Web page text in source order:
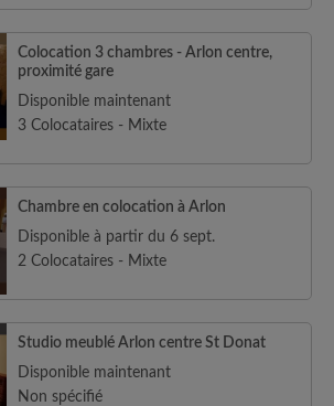
Colocation 3 chambres - Arlon centre,
proximité gare
Disponible maintenant
3 Colocataires - Mixte
Chambre en colocation à Arlon
Disponible à partir du 6 sept.
2 Colocataires - Mixte
Studio meublé Arlon centre St Donat
Disponible maintenant
Non spécifié